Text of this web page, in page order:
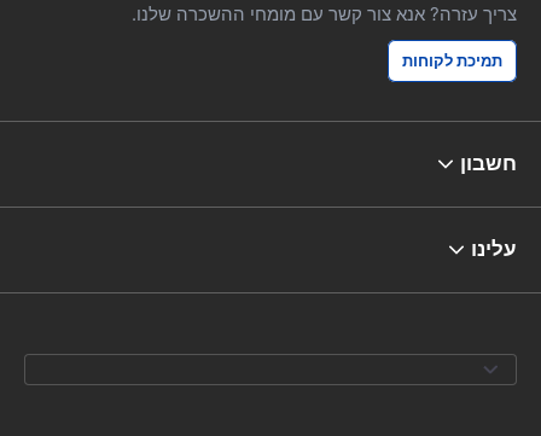
צריך עזרה? אנא צור קשר עם מומחי ההשכרה שלנו.
תמיכת לקוחות
חשבון
עלינו